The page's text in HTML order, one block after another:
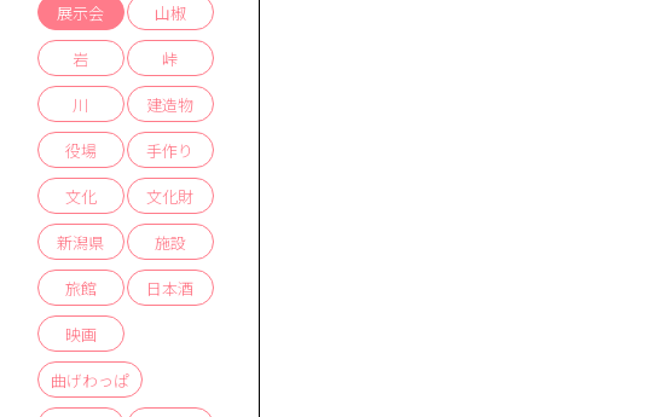
展示会
山椒
岩
峠
川
建造物
役場
手作り
文化
文化財
新潟県
施設
旅館
日本酒
映画
曲げわっぱ